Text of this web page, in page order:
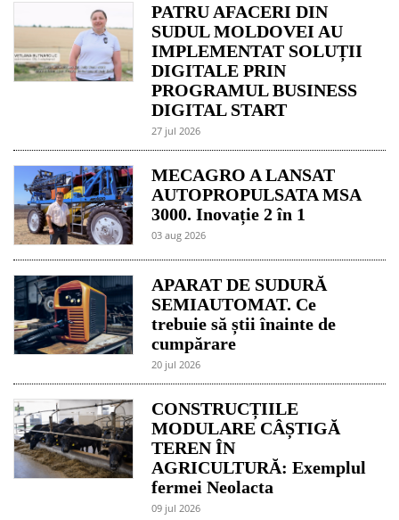
PATRU AFACERI DIN
SUDUL MOLDOVEI AU
IMPLEMENTAT SOLUȚII
DIGITALE PRIN
PROGRAMUL BUSINESS
DIGITAL START
27 jul 2026
MECAGRO A LANSAT
AUTOPROPULSATA MSA
3000. Inovație 2 în 1
03 aug 2026
APARAT DE SUDURĂ
SEMIAUTOMAT. Ce
trebuie să știi înainte de
cumpărare
20 jul 2026
CONSTRUCȚIILE
MODULARE CÂȘTIGĂ
TEREN ÎN
AGRICULTURĂ: Exemplul
fermei Neolacta
09 jul 2026